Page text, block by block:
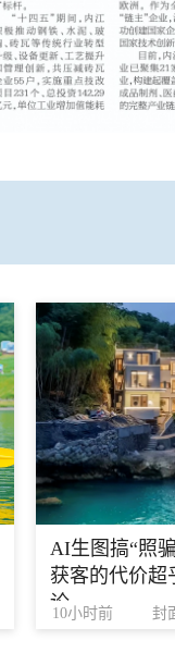
AI生图搞“照
获客的代价超
论
10小时前 封